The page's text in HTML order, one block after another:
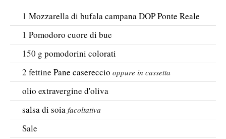
1 Mozzarella di bufala campana DOP Ponte Reale
1 Pomodoro cuore di bue
150 g pomodorini colorati
2 fettine Pane casereccio oppure in cassetta
olio extravergine d'oliva
salsa di soia facoltativa
Sale